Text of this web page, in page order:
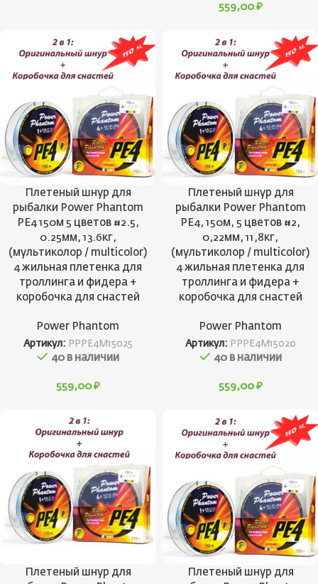
559,00 ₽
Плетеный шнур для
рыбалки Power Phantom
PE4 150м 5 цветов #2.5,
0.25мм, 13.6кг,
(мультиколор / multicolor)
4 жильная плетенка для
троллинга и фидера +
коробочка для снастей
Power Phantom
Артикул: PPPE4M15025
40 в наличии
559,00 ₽
Плетеный шнур для
рыбалки Power Phantom
PE4, 150м, 5 цветов #2,
0,22мм, 11,8кг,
(мультиколор / multicolor)
4 жильная плетенка для
троллинга и фидера +
коробочка для снастей
Power Phantom
Артикул: PPPE4M15020
40 в наличии
559,00 ₽
Плетеный шнур для
Плетеный шнур для